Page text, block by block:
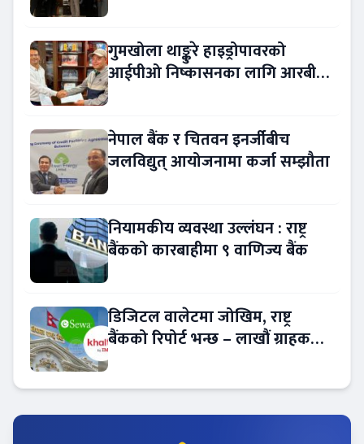
गुमखोला थाङ्कुरे हाइड्रोपावरको
आईपीओ निष्कासनका लागि आरबीबी
नेपाल बैंक र चितवन इनर्जीबीच
जलविद्युत् आयोजनामा कर्जा सम्झौता
नियामकीय व्यवस्था उल्लंघन : राष्ट्र
बैंकको कारबाहीमा ९ वाणिज्य बैंक
डिजिटल वालेटमा जोखिम, राष्ट्र
बैंकको रिपोर्ट भन्छ – लाखौं ग्राहकको